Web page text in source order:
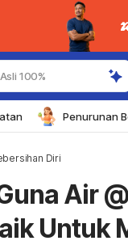
100%
Penurunan
Diri
Air
Untuk